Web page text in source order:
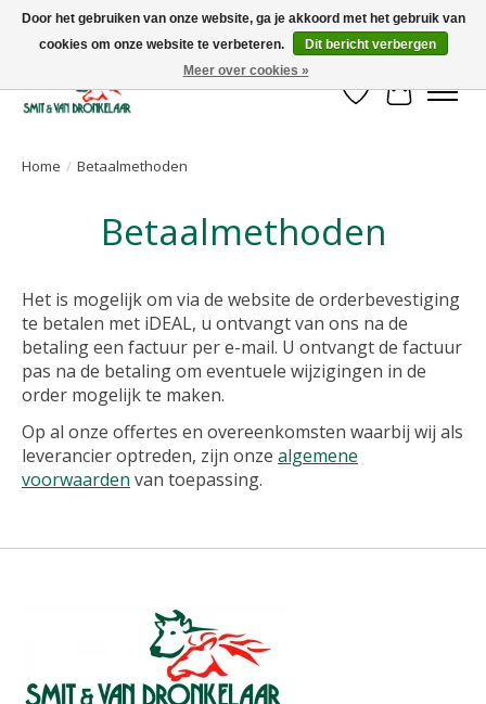
Uw leverancier voor stalinrichtingen en het opruwen van betonvloeren!
Verlanglijst
Home / Betaalmethoden
Betaalmethoden
Het is mogelijk om via de website de orderbevestiging
te betalen met iDEAL, u ontvangt van ons na de
betaling een factuur per e-mail. U ontvangt de factuur
pas na de betaling om eventuele wijzigingen in de
order mogelijk te maken.
Op al onze offertes en overeenkomsten waarbij wij als
leverancier optreden, zijn onze algemene
voorwaarden van toepassing.
Door het gebruiken van onze website, ga je akkoord met het gebruik van
cookies om onze website te verbeteren.
Dit bericht verbergen
Meer over cookies »